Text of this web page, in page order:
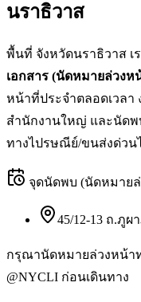
นราธิวาส
พื้นที่ จังหวัดนราธิวาส เ
เอกสาร (นัดหมายล่วงห
หน้าที่ประจำตลอดเวลา
สำนักงานใหญ่ และนัดพ
ทางไปรษณีย์/ขนส่งด่วน
จุดนัดพบ (นัดหมาย
45/12-13 ถ.ภูผ
กรุณานัดหมายล่วงหน้าท
@NYCLI ก่อนเดินทาง